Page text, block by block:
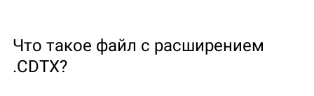
Что такое файл с расширением
.CDTX?